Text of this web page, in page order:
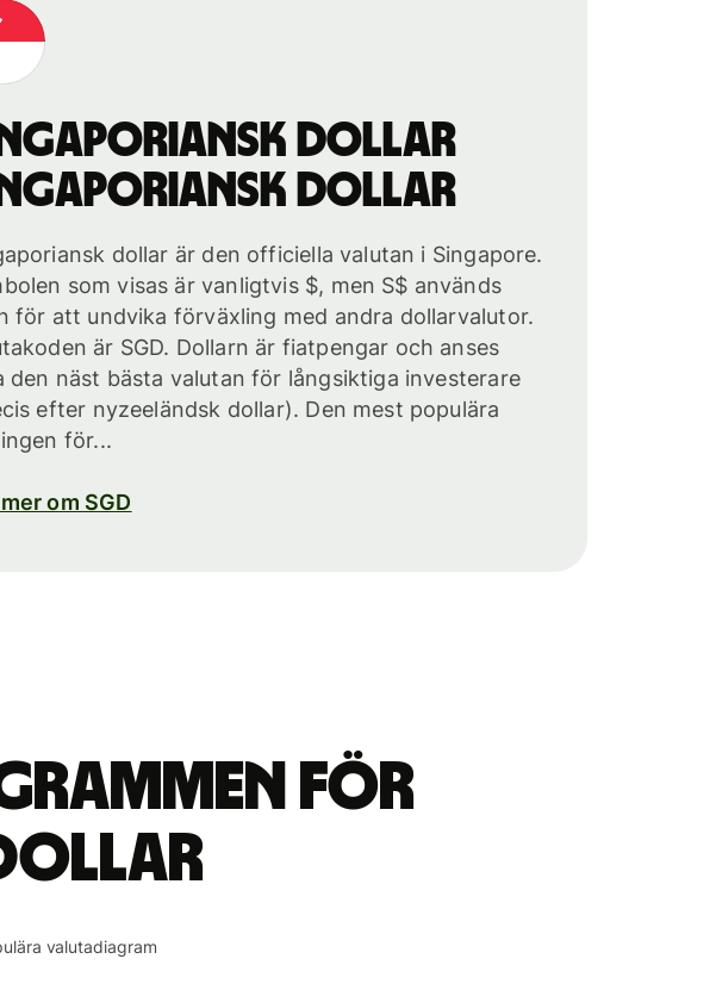
dollar
dollar
dollar är den officiella valutan i Singapore.
som visas är vanligtvis $, men S$ används
för att undvika förväxling med andra dollarvalutor.
är SGD. Dollarn är fiatpengar och anses
den näst bästa valutan för långsiktiga investerare
efter nyzeeländsk dollar). Den mest populära
för...
om SGD
för
valutadiagram